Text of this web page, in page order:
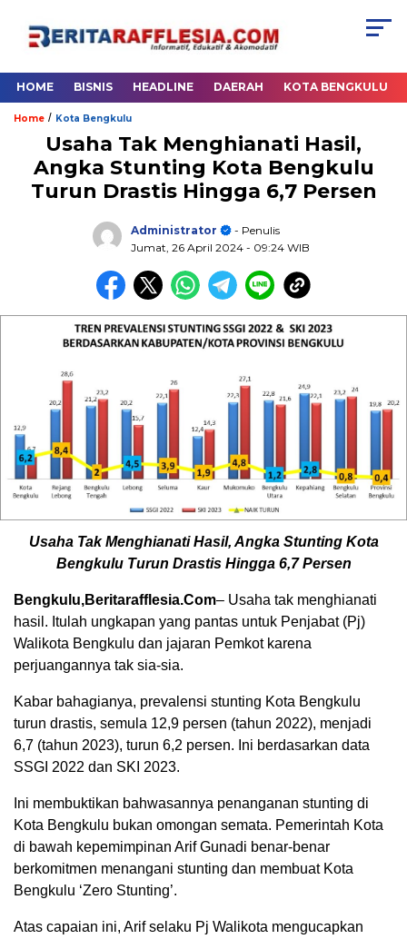
HOME BISNIS HEADLINE DAERAH KOTA BENGKULU
Home / Kota Bengkulu
Usaha Tak Menghianati Hasil,
Angka Stunting Kota Bengkulu
Turun Drastis Hingga 6,7 Persen
Administrator
- Penulis
Jumat, 26 April 2024 - 09:24 WIB
Usaha Tak Menghianati Hasil, Angka Stunting Kota
Bengkulu Turun Drastis Hingga 6,7 Persen
Bengkulu,Beritarafflesia.Com– Usaha tak menghianati
hasil. Itulah ungkapan yang pantas untuk Penjabat (Pj)
Walikota Bengkulu dan jajaran Pemkot karena
perjuangannya tak sia-sia.
Kabar bahagianya, prevalensi stunting Kota Bengkulu
turun drastis, semula 12,9 persen (tahun 2022), menjadi
6,7 (tahun 2023), turun 6,2 persen. Ini berdasarkan data
SSGI 2022 dan SKI 2023.
Ini membuktikan bahwasannya penanganan stunting di
Kota Bengkulu bukan omongan semata. Pemerintah Kota
di bawah kepemimpinan Arif Gunadi benar-benar
berkomitmen menangani stunting dan membuat Kota
Bengkulu ‘Zero Stunting’.
Atas capaian ini, Arif selaku Pj Walikota mengucapkan